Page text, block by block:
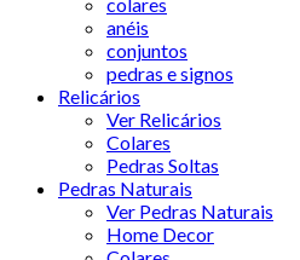
anéis
conjuntos
pedras e signos
Relicários
Ver Relicários
Colares
Pedras Soltas
Pedras Naturais
Ver Pedras Naturais
Home Decor